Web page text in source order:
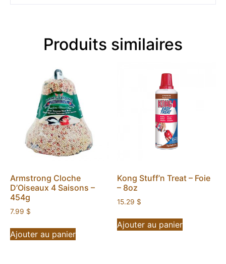
Produits similaires
Armstrong Cloche
D’Oiseaux 4 Saisons –
454g
7.99 $
Ajouter au panier
Kong Stuff’n Treat – Foie
– 8oz
15.29 $
Ajouter au panier